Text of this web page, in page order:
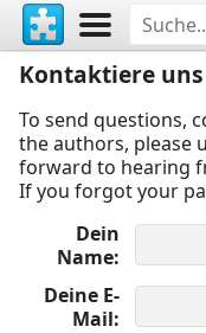
Kontaktiere uns
To send questions,
the authors, please
forward to hearing
If you forgot your
Dein
Name
Deine E-
Mail